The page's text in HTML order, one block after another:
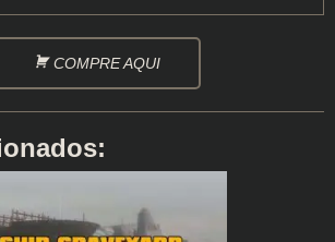
COMPRE AQUI